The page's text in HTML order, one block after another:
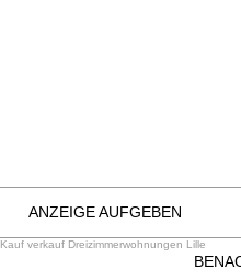
ANZEIGE AUFGEBEN
Kauf verkauf Dreizimmerwohnungen Lille